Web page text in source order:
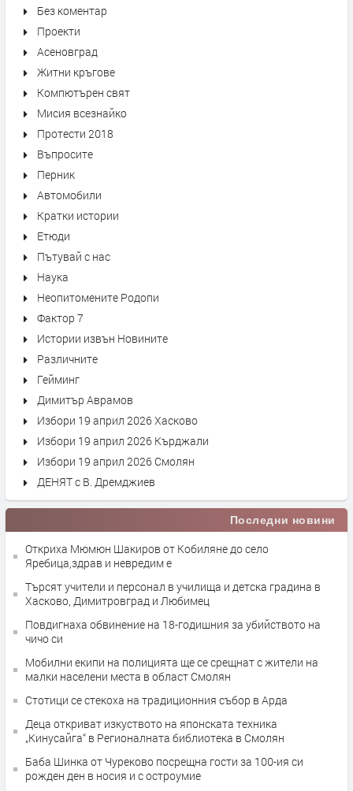
Без коментар
Проекти
Асеновград
Житни кръгове
Компютърен свят
Мисия всезнайко
Протести 2018
Въпросите
Перник
Автомобили
Кратки истории
Етюди
Пътувай с нас
Наука
Неопитомените Родопи
Фактор 7
Истории извън Новините
Различните
Гейминг
Димитър Аврамов
Избори 19 април 2026 Хасково
Избори 19 април 2026 Кърджали
Избори 19 април 2026 Смолян
ДЕНЯТ с В. Дремджиев
Последни новини
Откриха Мюмюн Шакиров от Кобиляне до село
Яребица,здрав и невредим е
Търсят учители и персонал в училища и детска градина в
Хасково, Димитровград и Любимец
Повдигнаха обвинение на 18-годишния за убийството на
чичо си
Мобилни екипи на полицията ще се срещнат с жители на
малки населени места в област Смолян
Стотици се стекоха на традиционния събор в Арда
Деца откриват изкуството на японската техника
„Кинусайга“ в Регионалната библиотека в Смолян
Баба Шинка от Чуреково посрещна гости за 100-ия си
рожден ден в носия и с остроумие